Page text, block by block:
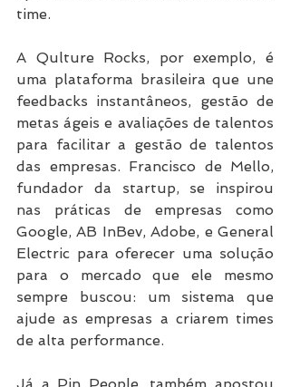
time.
A Qulture Rocks, por exemplo, é
uma plataforma brasileira que une
feedbacks instantâneos, gestão de
metas ágeis e avaliações de talentos
para facilitar a gestão de talentos
das empresas. Francisco de Mello,
fundador da startup, se inspirou
nas práticas de empresas como
Google, AB InBev, Adobe, e General
Electric para oferecer uma solução
para o mercado que ele mesmo
sempre buscou: um sistema que
ajude as empresas a criarem times
de alta performance.